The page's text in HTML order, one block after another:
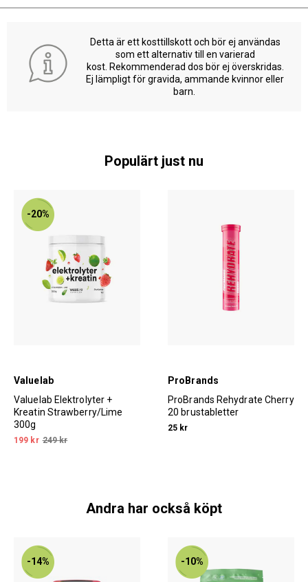
Detta är ett kosttillskott och bör ej användas
som ett alternativ till en varierad
kost. Rekommenderad dos bör ej överskridas.
Ej lämpligt för gravida, ammande kvinnor eller
barn.
Populärt just nu
-20%
Valuelab
Valuelab Elektrolyter +
Kreatin Strawberry/Lime
300g
199 kr 249 kr
ProBrands
ProBrands Rehydrate Cherry
20 brustabletter
25 kr
Andra har också köpt
-14% -10%